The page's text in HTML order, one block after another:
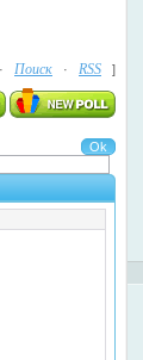
· Поиск · RSS ]